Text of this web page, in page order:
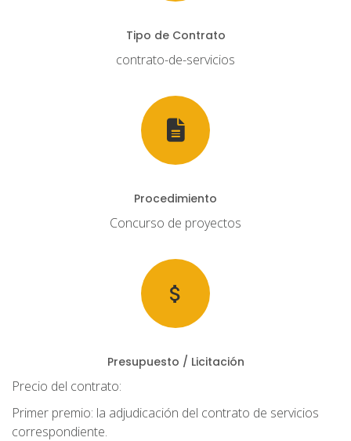
Tipo de Contrato
contrato-de-servicios
Procedimiento
Concurso de proyectos
Presupuesto / Licitación
Precio del contrato:
Primer premio: la adjudicación del contrato de servicios
correspondiente.